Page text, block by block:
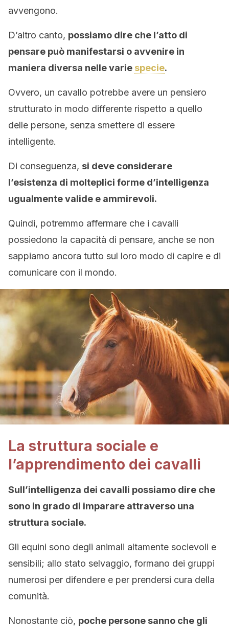
avvengono.
D’altro canto, possiamo dire che l’atto di
pensare può manifestarsi o avvenire in
maniera diversa nelle varie specie.
Ovvero, un cavallo potrebbe avere un pensiero
strutturato in modo differente rispetto a quello
delle persone, senza smettere di essere
intelligente.
Di conseguenza, si deve considerare
l’esistenza di molteplici forme d’intelligenza
ugualmente valide e ammirevoli.
Quindi, potremmo affermare che i cavalli
possiedono la capacità di pensare, anche se non
sappiamo ancora tutto sul loro modo di capire e di
comunicare con il mondo.
La struttura sociale e
l’apprendimento dei cavalli
Sull’intelligenza dei cavalli possiamo dire che
sono in grado di imparare attraverso una
struttura sociale.
Gli equini sono degli animali altamente socievoli e
sensibili; allo stato selvaggio, formano dei gruppi
numerosi per difendere e per prendersi cura della
comunità.
Nonostante ciò, poche persone sanno che gli